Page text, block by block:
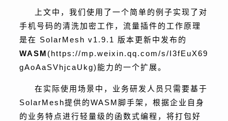
上文中，我们使用了一个简单的例子实现了对
手机号码的清洗加密工作，流量插件的工作原理
是在 SolarMesh v1.9.1 版本更新中发布的
WASM (https://mp.weixin.qq.com/s/I3fEuX69
gAoAaSVhjcaUkg)能力的一个扩展。
在实际使用场景中，业务研发人员只需要基于
SolarMesh提供的WASM脚手架，根据企业自身
的业务特点进行轻量级的函数式编程，将打包好